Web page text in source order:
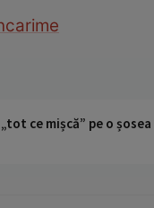
ce mișcă” pe o